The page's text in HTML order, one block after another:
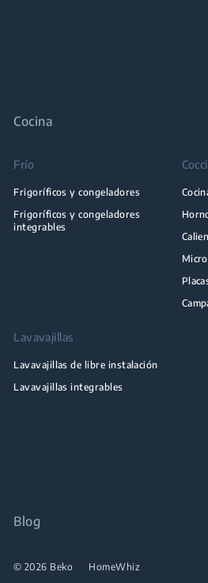
Cocina
Frío
Frigoríficos y congeladores
Frigoríficos y congeladores
integrables
Lavavajillas
Lavavajillas de libre instalación
Lavavajillas integrables
Blog
© 2026 Beko HomeWhiz